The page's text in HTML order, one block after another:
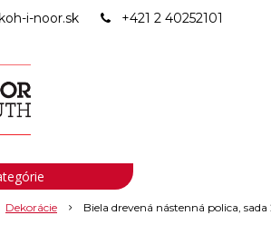
i-noor.sk +421 2 40252101
Dekorácie Biela drevená nástenná polica, sada